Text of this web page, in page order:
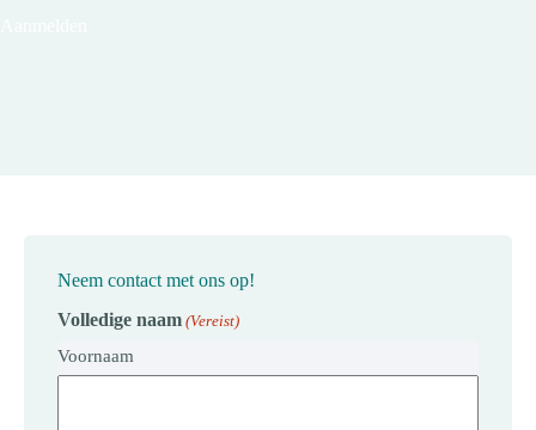
Neem contact met ons op!
Volledige naam (Vereist)
Voornaam